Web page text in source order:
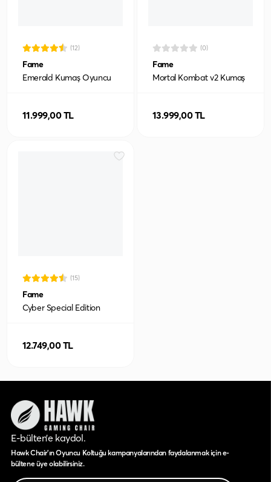
(12)
Fame
Emerald Kumaş Oyuncu
11.999,00 TL
(0)
Fame
Mortal Kombat v2 Kumaş
13.999,00 TL
(15)
Fame
Cyber Special Edition
12.749,00 TL
E-bülten’e kaydol.
Hawk Chair'ın Oyuncu Koltuğu kampanyalarından faydalanmak için e-
bültene üye olabilirsiniz.